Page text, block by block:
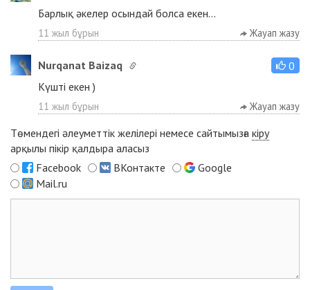
Барлық әкелер осындай болса екен...
11 жыл бұрын Жауап жазу
Nurqanat Baizaq
0
Күшті екен )
11 жыл бұрын Жауап жазу
Төмендегі әлеуметтік желілері немесе сайтымызға кіру
арқылы пікір қалдыра аласыз
Facebook
ВКонтакте
Google
Mail.ru